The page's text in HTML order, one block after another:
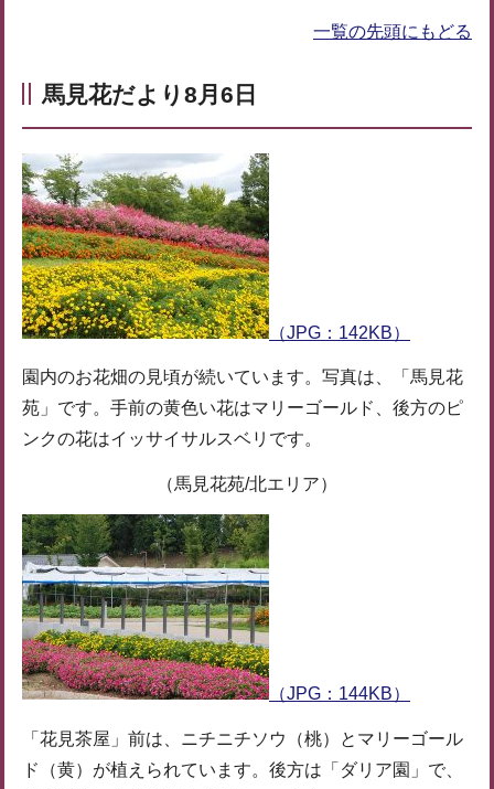
一覧の先頭にもどる
馬見花だより8月6日
（JPG：142KB）
園内のお花畑の見頃が続いています。写真は、「馬見花
苑」です。手前の黄色い花はマリーゴールド、後方のピ
ンクの花はイッサイサルスベリです。
（馬見花苑/北エリア）
（JPG：144KB）
「花見茶屋」前は、ニチニチソウ（桃）とマリーゴール
ド（黄）が植えられています。後方は「ダリア園」で、